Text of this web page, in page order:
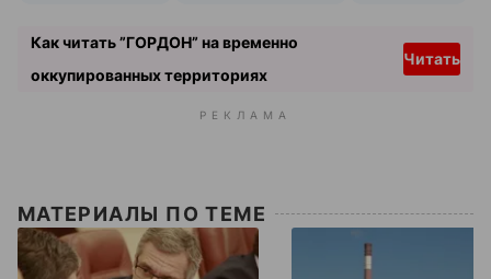
Как читать ”ГОРДОН” на временно
оккупированных территориях
Читать
РЕКЛАМА
МАТЕРИАЛЫ ПО ТЕМЕ